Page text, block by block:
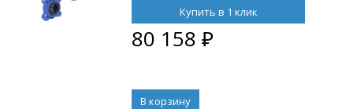
выключателей APL-210N и ручным
дублером HDM-1
Купить в 1 клик
80 158 ₽
В корзину